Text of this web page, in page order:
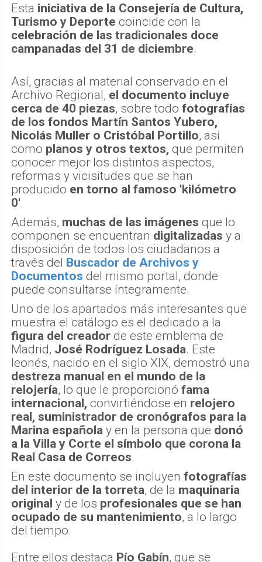
Esta iniciativa de la Consejería de Cultura,
Turismo y Deporte coincide con la
celebración de las tradicionales doce
campanadas del 31 de diciembre.
Así, gracias al material conservado en el
Archivo Regional, el documento incluye
cerca de 40 piezas, sobre todo fotografías
de los fondos Martín Santos Yubero,
Nicolás Muller o Cristóbal Portillo, así
como planos y otros textos, que permiten
conocer mejor los distintos aspectos,
reformas y vicisitudes que se han
producido en torno al famoso 'kilómetro
0'.
Además, muchas de las imágenes que lo
componen se encuentran digitalizadas y a
disposición de todos los ciudadanos a
través del Buscador de Archivos y
Documentos del mismo portal, donde
puede consultarse íntegramente.
Uno de los apartados más interesantes que
muestra el catálogo es el dedicado a la
figura del creador de este emblema de
Madrid, José Rodríguez Losada. Este
leonés, nacido en el siglo XIX, demostró una
destreza manual en el mundo de la
relojería, lo que le proporcionó fama
internacional, convirtiéndose en relojero
real, suministrador de cronógrafos para la
Marina española y en la persona que donó
a la Villa y Corte el símbolo que corona la
Real Casa de Correos.
En este documento se incluyen fotografías
del interior de la torreta, de la maquinaria
original y de los profesionales que se han
ocupado de su mantenimiento, a lo largo
del tiempo.
Entre ellos destaca Pío Gabín, que se